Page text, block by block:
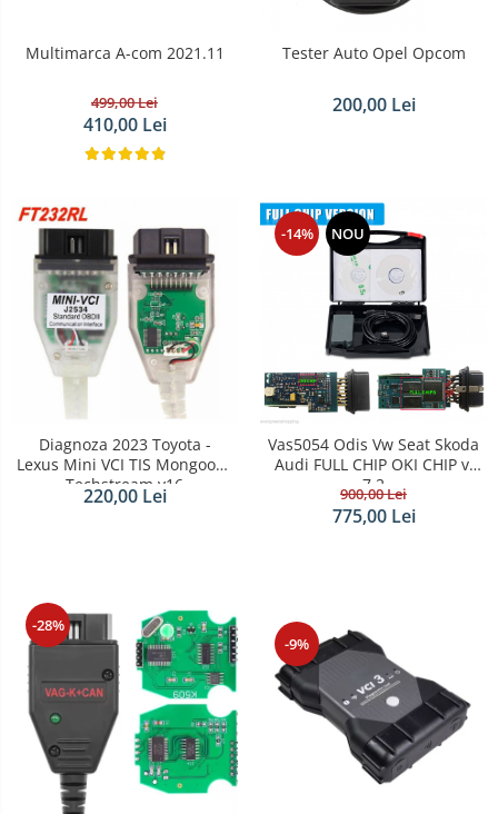
Multimarca A-com 2021.11
499,00 Lei
410,00 Lei
Tester Auto Opel Opcom
200,00 Lei
Diagnoza 2023 Toyota -
Lexus Mini VCI TIS Mongoose
Techstream v16
220,00 Lei
-14% NOU
Vas5054 Odis Vw Seat Skoda
Audi FULL CHIP OKI CHIP v.
7.2
900,00 Lei
775,00 Lei
-28%
-9%